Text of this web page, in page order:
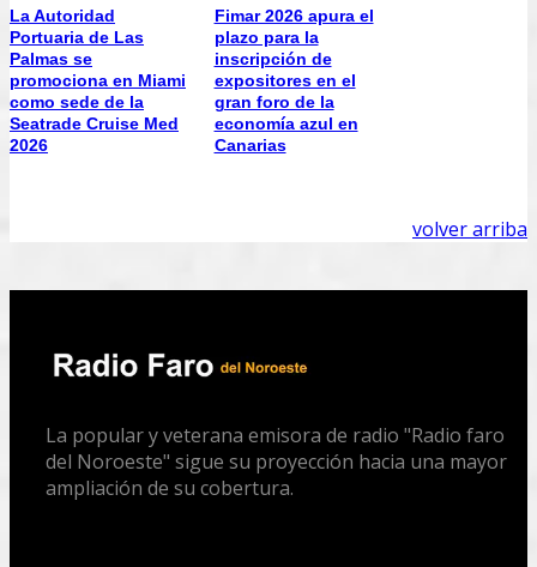
La Autoridad
Portuaria de Las
Palmas se
promociona en Miami
como sede de la
Seatrade Cruise Med
2026
Fimar 2026 apura el
plazo para la
inscripción de
expositores en el
gran foro de la
economía azul en
Canarias
volver arriba
La popular y veterana emisora de radio "Radio faro
del Noroeste" sigue su proyección hacia una mayor
ampliación de su cobertura.